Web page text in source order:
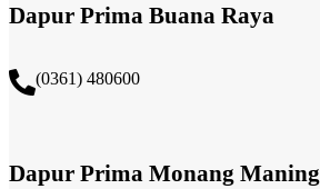
Dapur Prima Buana Raya
(0361) 480600
Dapur Prima Monang Maning